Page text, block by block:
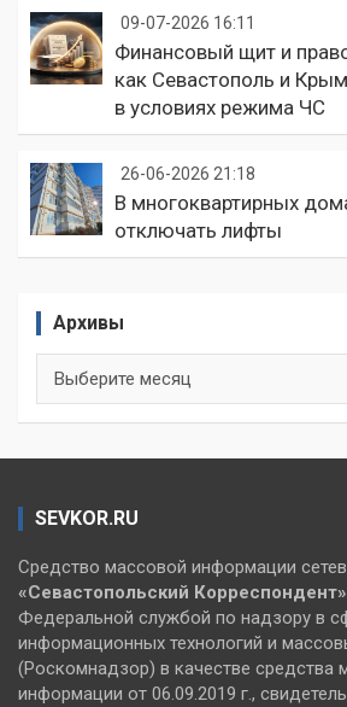
09-07-2026 16:11
Финансовый щит и
как Севастополь и
в условиях режима ЧС
26-06-2026 21:18
В многоквартирных
отключать лифты
Архивы
SEVKOR.RU
Средство массовой информации
«Севастопольский Корреспондент»
Федеральной службой по надзору в
информационных технологий и
(Роскомнадзор) в качестве средства
информации от 06.09.2019 г.,